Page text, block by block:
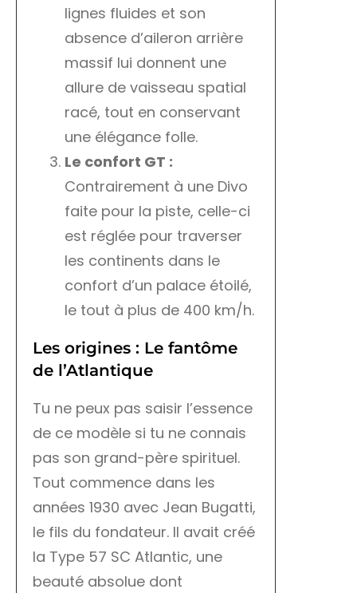
lignes fluides et son
absence d’aileron arrière
massif lui donnent une
allure de vaisseau spatial
racé, tout en conservant
une élégance folle.
Le confort GT :
Contrairement à une Divo
faite pour la piste, celle-ci
est réglée pour traverser
les continents dans le
confort d’un palace étoilé,
le tout à plus de 400 km/h.
Les origines : Le fantôme
de l’Atlantique
Tu ne peux pas saisir l’essence
de ce modèle si tu ne connais
pas son grand-père spirituel.
Tout commence dans les
années 1930 avec Jean Bugatti,
le fils du fondateur. Il avait créé
la Type 57 SC Atlantic, une
beauté absolue dont